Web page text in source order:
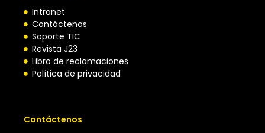
Intranet
Contáctenos
Soporte TIC
Revista J23
Libro de reclamaciones
Política de privacidad
Contáctenos